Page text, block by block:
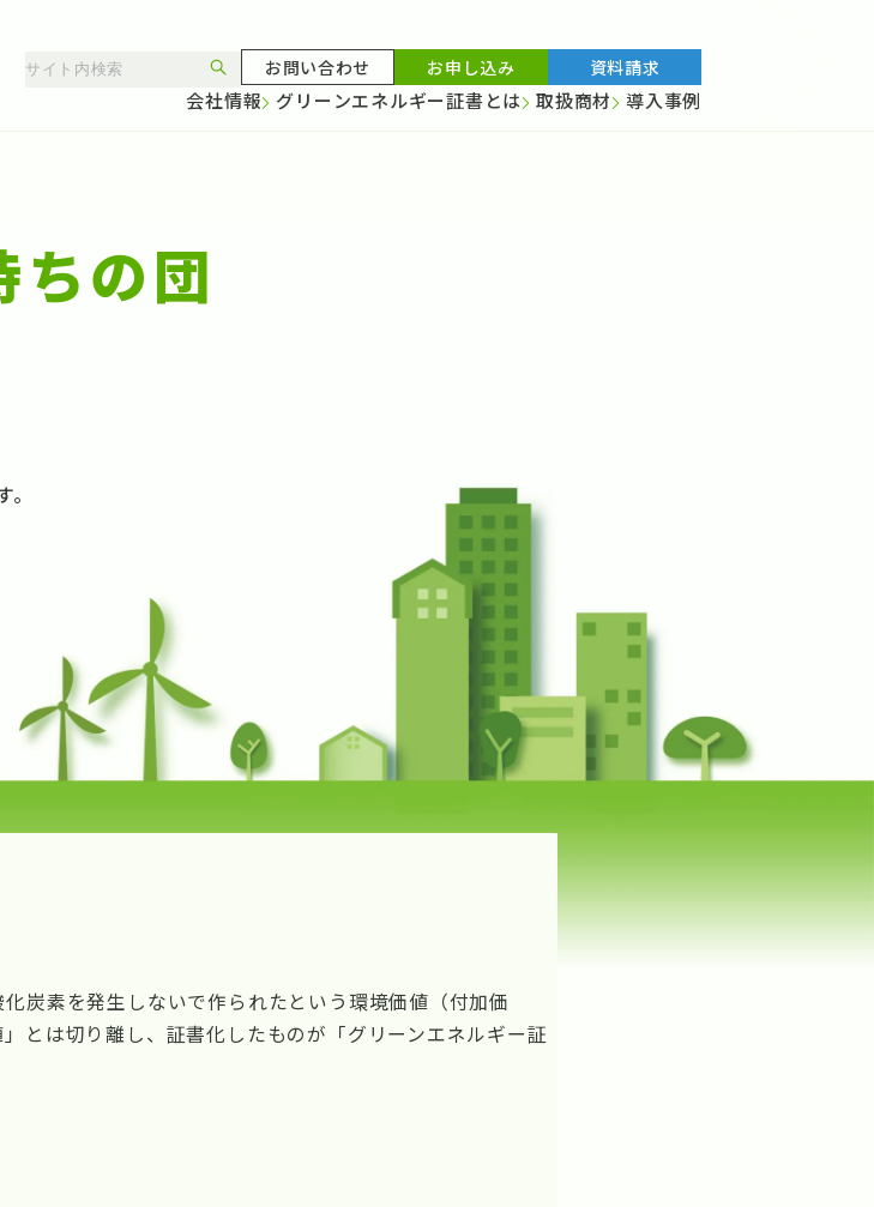
お問い合わせ お申し込み 資料請求
会社情報 グリーンエネルギー証書とは 取扱商材 導入事例
ちの団
炭素を発生しないで作られたという環境価値（付加価
とは切り離し、証書化したものが「グリーンエネルギー証